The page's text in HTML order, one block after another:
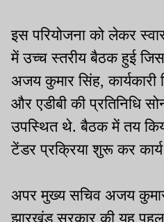
इस परियोजना को लेकर
में उच्च स्तरीय बैठक हुई
अजय कुमार सिंह, कार्यकारी
और एडीबी की प्रतिनिधि
उपस्थित थे. बैठक में तय
टेंडर प्रक्रिया शुरू कर कार्य
अपर मुख्य सचिव अजय
झारखंड सरकार की यह